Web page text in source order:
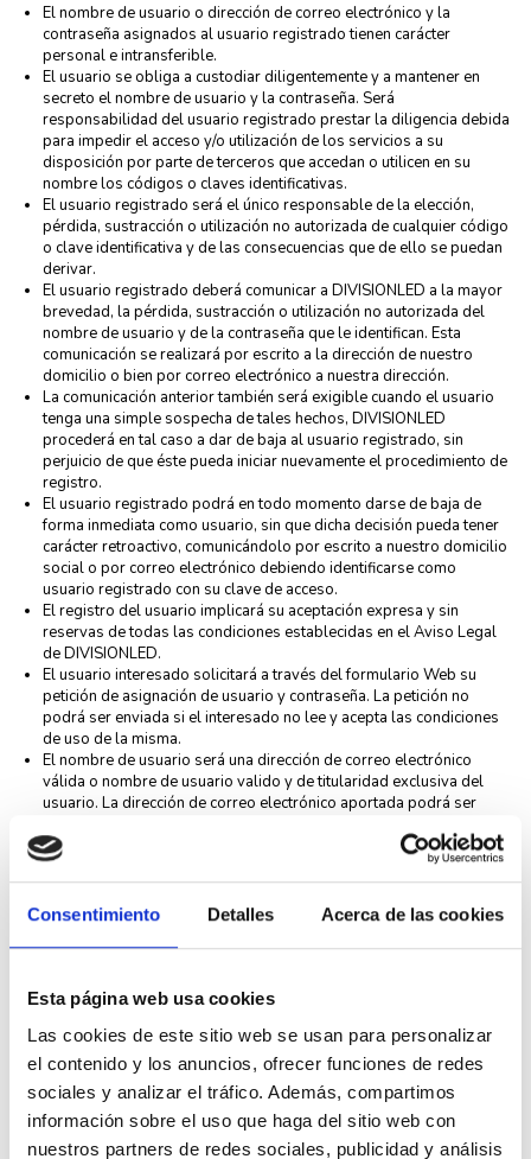
Consentimiento Detalles Acerca de las cookies
Esta página web usa cookies
Las cookies de este sitio web se usan para personalizar
el contenido y los anuncios, ofrecer funciones de redes
sociales y analizar el tráfico. Además, compartimos
información sobre el uso que haga del sitio web con
nuestros partners de redes sociales, publicidad y análisis
El nombre de usuario o dirección de correo electrónico y la
contraseña asignados al usuario registrado tienen carácter
personal e intransferible.
El usuario se obliga a custodiar diligentemente y a mantener en
secreto el nombre de usuario y la contraseña. Será
responsabilidad del usuario registrado prestar la diligencia debida
para impedir el acceso y/o utilización de los servicios a su
disposición por parte de terceros que accedan o utilicen en su
nombre los códigos o claves identificativas.
El usuario registrado será el único responsable de la elección,
pérdida, sustracción o utilización no autorizada de cualquier código
o clave identificativa y de las consecuencias que de ello se puedan
derivar.
El usuario registrado deberá comunicar a DIVISIONLED a la mayor
brevedad, la pérdida, sustracción o utilización no autorizada del
nombre de usuario y de la contraseña que le identifican. Esta
comunicación se realizará por escrito a la dirección de nuestro
domicilio o bien por correo electrónico a nuestra dirección.
La comunicación anterior también será exigible cuando el usuario
tenga una simple sospecha de tales hechos, DIVISIONLED
procederá en tal caso a dar de baja al usuario registrado, sin
perjuicio de que éste pueda iniciar nuevamente el procedimiento de
registro.
El usuario registrado podrá en todo momento darse de baja de
forma inmediata como usuario, sin que dicha decisión pueda tener
carácter retroactivo, comunicándolo por escrito a nuestro domicilio
social o por correo electrónico debiendo identificarse como
usuario registrado con su clave de acceso.
El registro del usuario implicará su aceptación expresa y sin
reservas de todas las condiciones establecidas en el Aviso Legal
de DIVISIONLED.
El usuario interesado solicitará a través del formulario Web su
petición de asignación de usuario y contraseña. La petición no
podrá ser enviada si el interesado no lee y acepta las condiciones
de uso de la misma.
El nombre de usuario será una dirección de correo electrónico
válida o nombre de usuario valido y de titularidad exclusiva del
usuario. La dirección de correo electrónico aportada podrá ser
Las peticiones recibidas por el usuario serán valoradas y
contrastada su autenticidad por el personal de DIVISIONLED. Las
peticiones aceptadas serán contestadas mediante la remisión de
un correo electrónico a su dirección de correo electrónico
y su contraseña.
condiciones establecidas por la entidad.
Obligación de hacer uso correcto de la página web y de
los contenidos
Todos los contenidos que se incluyen en este sitio Web se facilitan a
efectos exclusivamente informativos, de modo que en ningún caso
pueden servir de base para recursos o reclamaciones ni constituir fuente
de derechos. DIVISIONLED se reserva el derecho a modificar, sin previo